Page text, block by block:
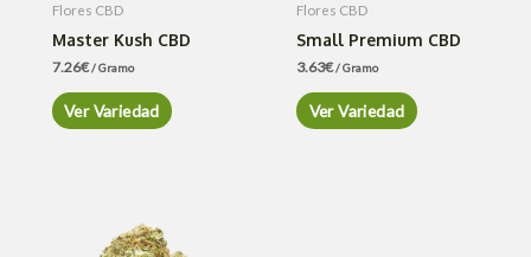
Flores CBD
Master Kush CBD
7.26€/ Gramo
Ver Variedad
Flores CBD
Small Premium CBD
3.63€/ Gramo
Ver Variedad